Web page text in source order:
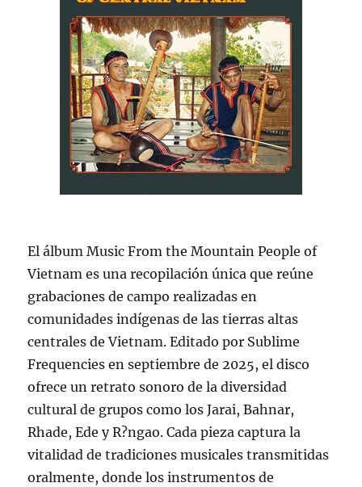
El álbum Music From the Mountain People of
Vietnam es una recopilación única que reúne
grabaciones de campo realizadas en
comunidades indígenas de las tierras altas
centrales de Vietnam. Editado por Sublime
Frequencies en septiembre de 2025, el disco
ofrece un retrato sonoro de la diversidad
cultural de grupos como los Jarai, Bahnar,
Rhade, Ede y R?ngao. Cada pieza captura la
vitalidad de tradiciones musicales transmitidas
oralmente, donde los instrumentos de